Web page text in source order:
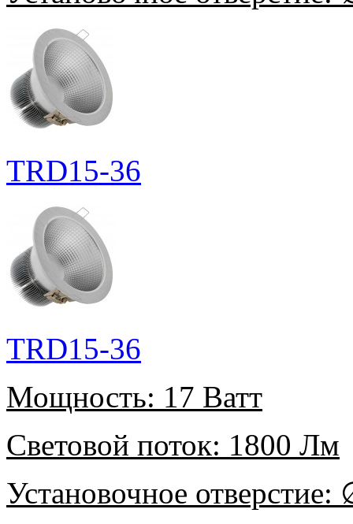
TRD15-36
TRD15-36
Мощность: 17 Ватт
Световой поток: 1800 Лм
Установочное отверстие: